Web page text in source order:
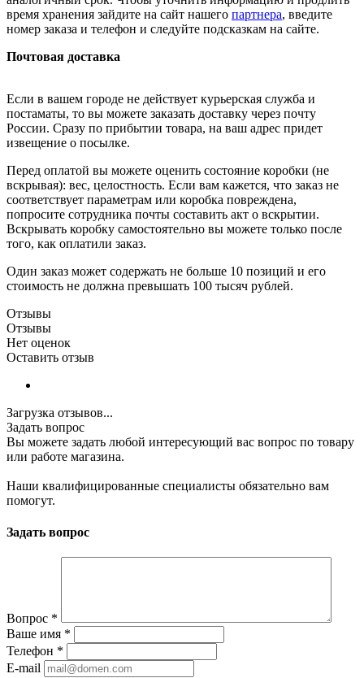
время хранения зайдите на сайт нашего партнера, введите
номер заказа и телефон и следуйте подсказкам на сайте.
Почтовая доставка
Если в вашем городе не действует курьерская служба и
постаматы, то вы можете заказать доставку через почту
России. Сразу по прибытии товара, на ваш адрес придет
извещение о посылке.
Перед оплатой вы можете оценить состояние коробки (не
вскрывая): вес, целостность. Если вам кажется, что заказ не
соответствует параметрам или коробка повреждена,
попросите сотрудника почты составить акт о вскрытии.
Вскрывать коробку самостоятельно вы можете только после
того, как оплатили заказ.
Один заказ может содержать не больше 10 позиций и его
стоимость не должна превышать 100 тысяч рублей.
Отзывы
Отзывы
Нет оценок
Оставить отзыв
Загрузка отзывов...
Задать вопрос
Вы можете задать любой интересующий вас вопрос по товару
или работе магазина.
Наши квалифицированные специалисты обязательно вам
помогут.
Задать вопрос
Вопрос *
Ваше имя *
Телефон *
E-mail